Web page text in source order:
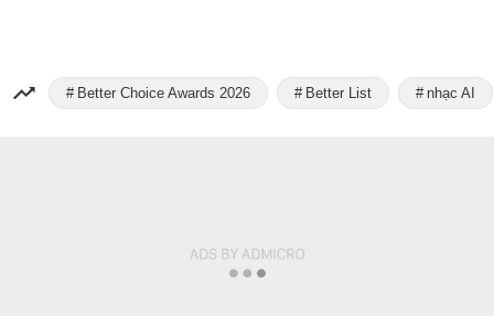
Better Choice Awards 2026 Better List nhạc AI